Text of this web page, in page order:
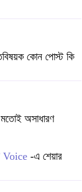
কোন পোস্ট কি
মতোই অসাধারণ
Voice -এ শেয়ার